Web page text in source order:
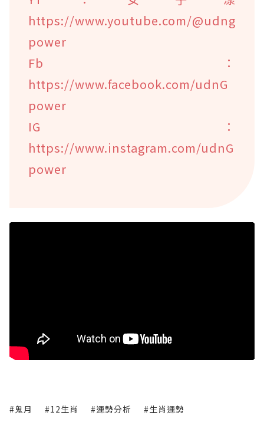
https://www.youtube.com/@udng
power
Fb：
https://www.facebook.com/udnG
power
IG：
https://www.instagram.com/udnG
power
#鬼月 #12生肖 #運勢分析 #生肖運勢